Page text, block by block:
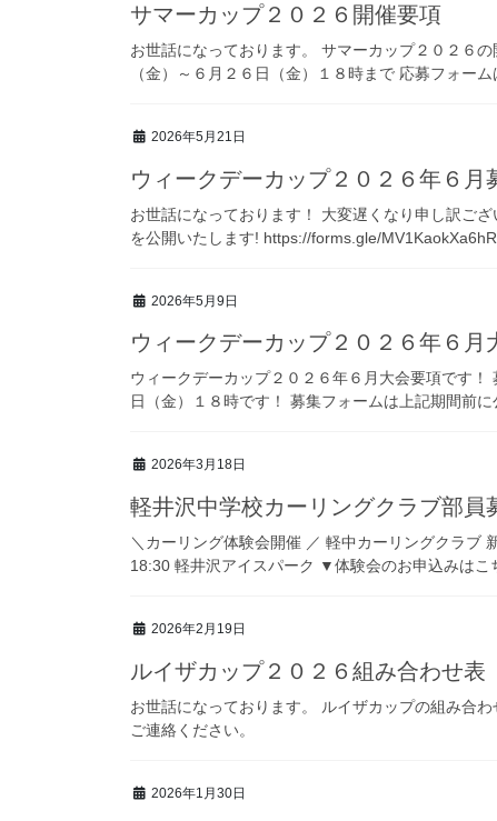
サマーカップ２０２６開催要項
お世話になっております。 サマーカップ２０２６
（金）～６月２６日（金）１８時まで 応募フォー
2026年5月21日
ウィークデーカップ２０２６年６月
お世話になっております！ 大変遅くなり申し訳ご
を公開いたします! https://forms.gle/
2026年5月9日
ウィークデーカップ２０２６年６月
ウィークデーカップ２０２６年６月大会要項です
日（金）１８時です！ 募集フォームは上記期間前に
2026年3月18日
軽井沢中学校カーリングクラブ部員
＼カーリング体験会開催 ／ 軽中カーリングクラブ
18:30 軽井沢アイスパーク ▼体験会のお申込みは
2026年2月19日
ルイザカップ２０２６組み合わせ表
お世話になっております。 ルイザカップの組み合
ご連絡ください。
2026年1月30日